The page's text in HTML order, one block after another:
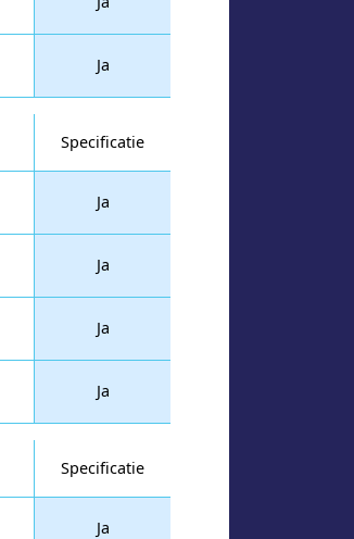
Ja
Specificatie
Ja
Ja
Ja
Ja
Specificatie
Ja